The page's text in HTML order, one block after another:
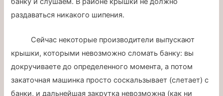
раздаваться никакого шипения.
Сейчас некоторые производители выпускают
крышки, которыми невозможно сломать банку: вы
докручиваете до определенного момента, а потом
закаточная машинка просто соскальзывает (слетает) с
банки, и дальнейшая закрутка невозможна (как ни